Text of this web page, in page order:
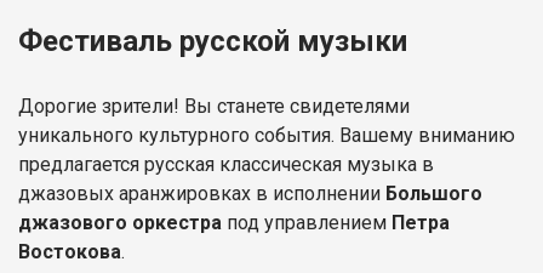
Фестиваль русской музыки
Дорогие зрители! Вы станете свидетелями
уникального культурного события. Вашему вниманию
предлагается русская классическая музыка в
джазовых аранжировках в исполнении Большого
джазового оркестра под управлением Петра
Востокова.